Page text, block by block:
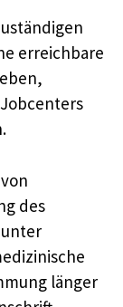
erreichbare
des
länger